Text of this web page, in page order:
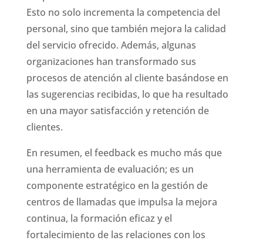
Esto no solo incrementa la competencia del
personal, sino que también mejora la calidad
del servicio ofrecido. Además, algunas
organizaciones han transformado sus
procesos de atención al cliente basándose en
las sugerencias recibidas, lo que ha resultado
en una mayor satisfacción y retención de
clientes.
En resumen, el feedback es mucho más que
una herramienta de evaluación; es un
componente estratégico en la gestión de
centros de llamadas que impulsa la mejora
continua, la formación eficaz y el
fortalecimiento de las relaciones con los